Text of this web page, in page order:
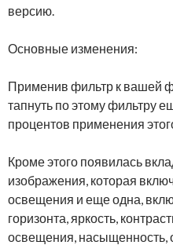
версию.
Основные изменения:
Применив фильтр к вашей
тапнуть по этому фильтру
процентов применения
Кроме этого появилась
изображения, которая
освещения и еще одна,
горизонта, яркость,
освещения, насыщенность,